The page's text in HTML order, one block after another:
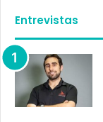
Entrevistas